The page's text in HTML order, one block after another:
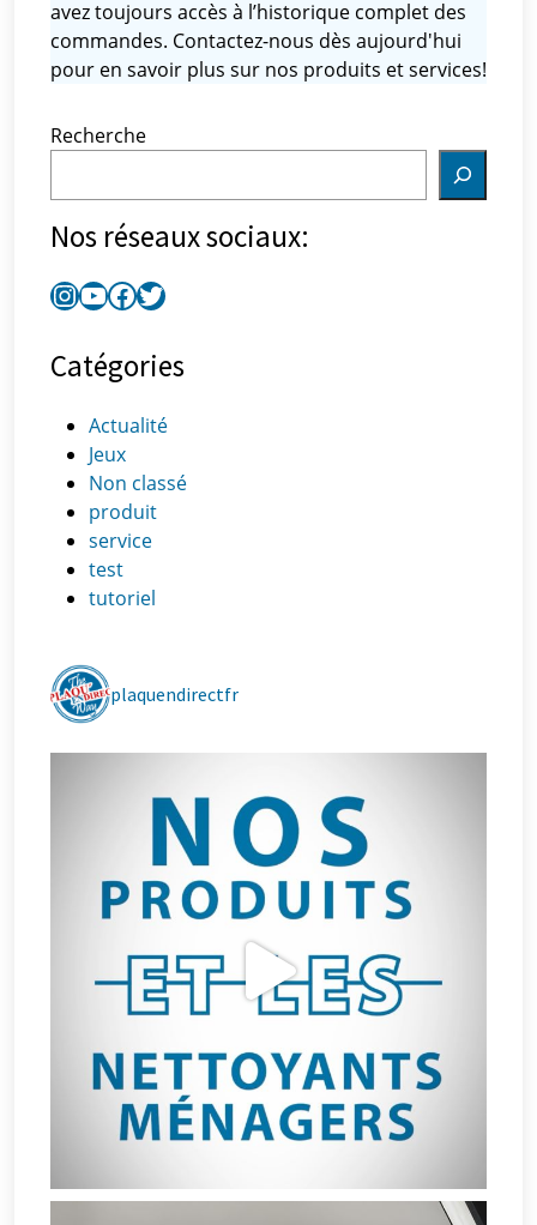
avez toujours accès à l’historique complet des
commandes. Contactez-nous dès aujourd'hui
pour en savoir plus sur nos produits et services!
Recherche
Nos réseaux sociaux:
Catégories
Actualité
Jeux
Non classé
produit
service
test
tutoriel
plaquendirectfr